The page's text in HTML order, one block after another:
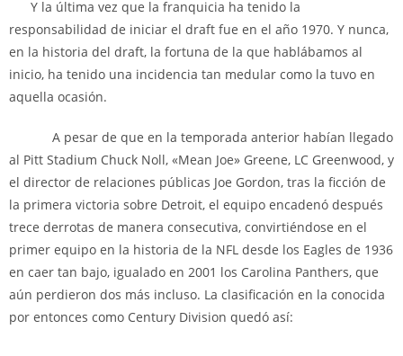
Y la última vez que la franquicia ha tenido la
responsabilidad de iniciar el draft fue en el año 1970. Y nunca,
en la historia del draft, la fortuna de la que hablábamos al
inicio, ha tenido una incidencia tan medular como la tuvo en
aquella ocasión.
A pesar de que en la temporada anterior habían llegado
al Pitt Stadium Chuck Noll, «Mean Joe» Greene, LC Greenwood, y
el director de relaciones públicas Joe Gordon, tras la ficción de
la primera victoria sobre Detroit, el equipo encadenó después
trece derrotas de manera consecutiva, convirtiéndose en el
primer equipo en la historia de la NFL desde los Eagles de 1936
en caer tan bajo, igualado en 2001 los Carolina Panthers, que
aún perdieron dos más incluso. La clasificación en la conocida
por entonces como Century Division quedó así: